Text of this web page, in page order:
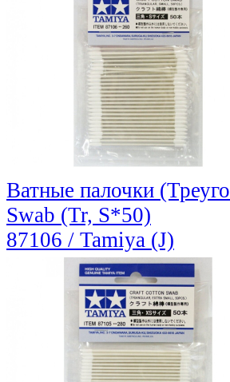
Ватные палочки
Swab (Tr, S*50)
87106 / Tamiya (J)